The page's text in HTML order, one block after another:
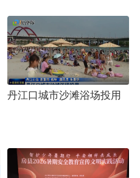
丹江口城市沙滩浴场投用